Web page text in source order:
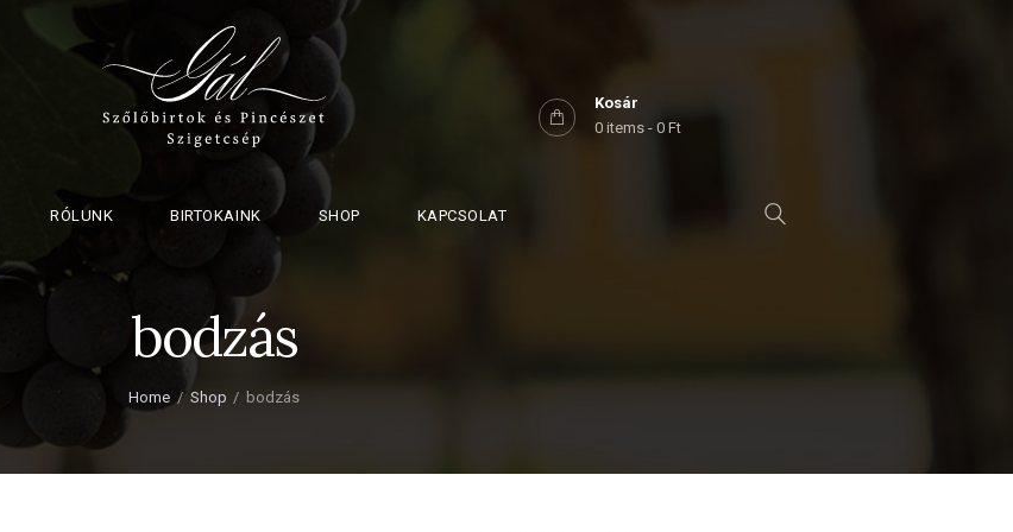
Kosár
0 items -0 Ft
RÓLUNK BIRTOKAINK SHOP KAPCSOLAT
bodzás
Home Shop bodzás